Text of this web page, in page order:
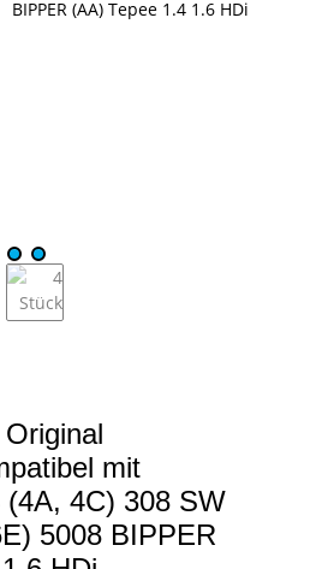
mit
4C) 308 SW
5008 BIPPER